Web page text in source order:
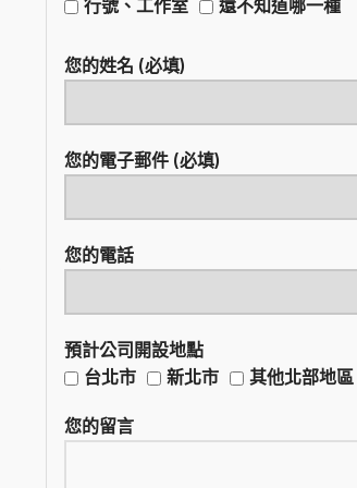
行號、工作室
還不知道哪一種
您的姓名 (必填)
您的電子郵件 (必填)
您的電話
預計公司開設地點
台北市
新北市 其他北部地區
您的留言